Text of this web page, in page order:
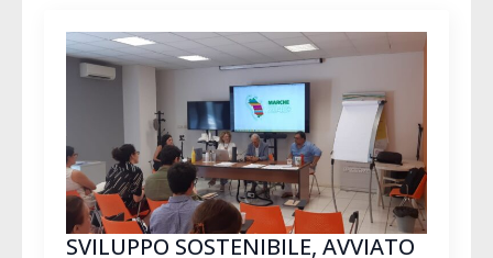
SVILUPPO SOSTENIBILE, AVVIATO